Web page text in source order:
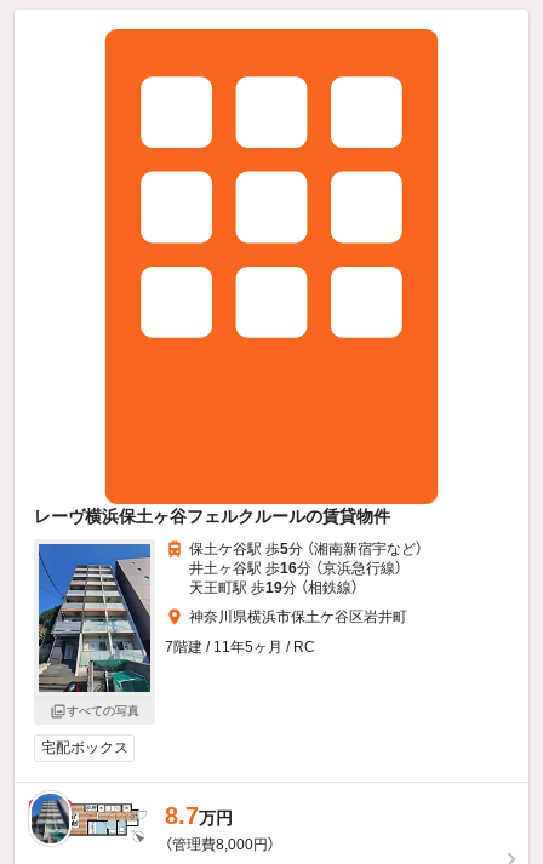
レーヴ横浜保土ヶ谷フェルクルールの賃貸物件
すべての写真
保土ケ谷駅 歩5分 （湘南新宿宇など）
井土ヶ谷駅 歩16分 （京浜急行線）
天王町駅 歩19分 （相鉄線）
神奈川県横浜市保土ケ谷区岩井町
7階建 / 11年5ヶ月 / RC
宅配ボックス
新着 8.7万円
（管理費8,000円）